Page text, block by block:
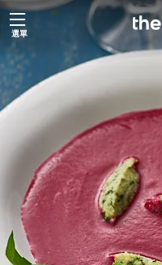
跳
至
主
要
容
選單